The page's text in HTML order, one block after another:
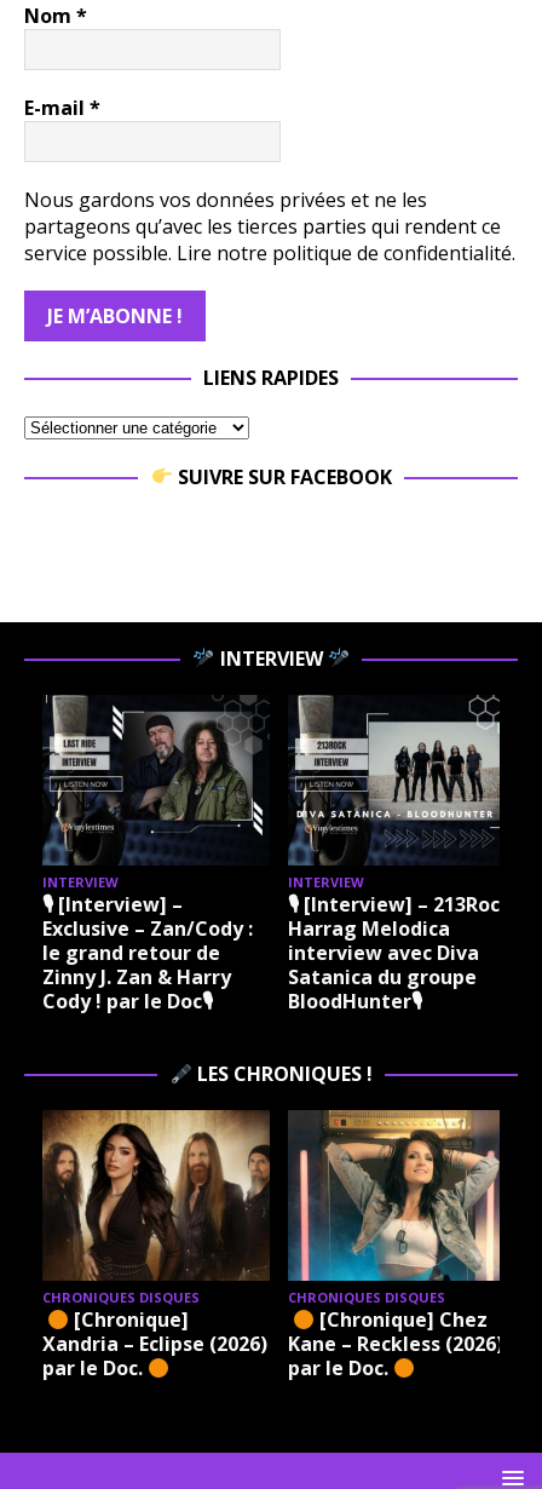
Nom *
E-mail *
Nous gardons vos données privées et ne les
partageons qu’avec les tierces parties qui rendent ce
service possible. Lire notre politique de confidentialité.
LIENS RAPIDES
SUIVRE SUR FACEBOOK
INTERVIEW
INTERVIEW
🎙 [Interview] –
Exclusive – Zan/Cody :
le grand retour de
Zinny J. Zan & Harry
Cody ! par le Doc🎙
INTERVIEW
🎙 [Interview] – 213Rock
Harrag Melodica
interview avec Diva
Satanica du groupe
BloodHunter🎙
LES CHRONIQUES !
CHRONIQUES DISQUES
[Chronique]
Xandria – Eclipse (2026)
par le Doc.
CHRONIQUES DISQUES
[Chronique] Chez
Kane – Reckless (2026)
par le Doc.